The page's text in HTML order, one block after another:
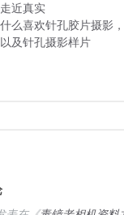
近真实
么喜欢针孔胶片摄影
及针孔摄影样片